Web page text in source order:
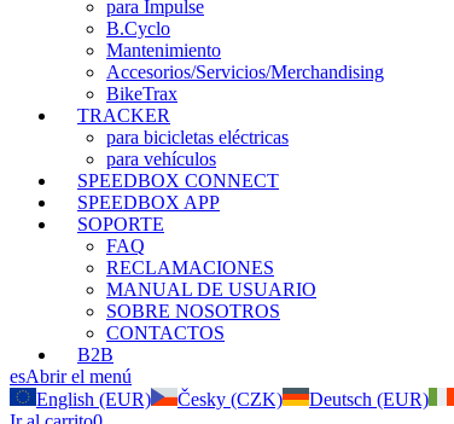
para Impulse
B.Cyclo
Mantenimiento
Accesorios/Servicios/Merchandising
BikeTrax
TRACKER
para bicicletas eléctricas
para vehículos
SPEEDBOX CONNECT
SPEEDBOX APP
SOPORTE
FAQ
RECLAMACIONES
MANUAL DE USUARIO
SOBRE NOSOTROS
CONTACTOS
B2B
esAbrir el menú
English (EUR)
Česky (CZK) Deutsch (EUR)